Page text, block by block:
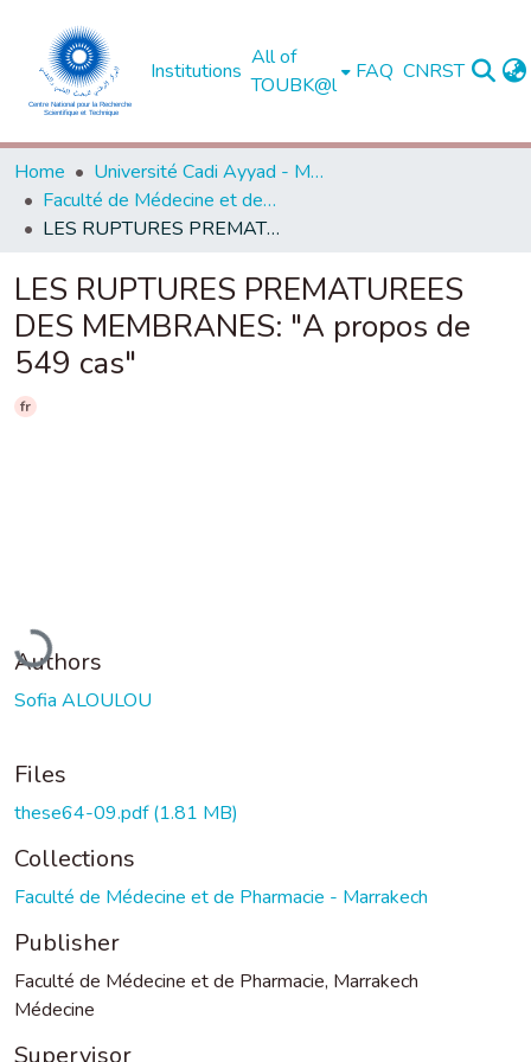
Institutions
All of
TOUBK@l
FAQ CNRST
Home
Université Cadi Ayyad - Marrakech
Faculté de Médecine et de Pharmacie - Marrakech
LES RUPTURES PREMATUREES DES MEMBRANES: "A propos de 549 cas"
LES RUPTURES PREMATUREES
DES MEMBRANES: "A propos de
549 cas"
fr
Loading...
Authors
Sofia ALOULOU
Files
these64-09.pdf(1.81 MB)
Collections
Faculté de Médecine et de Pharmacie - Marrakech
Publisher
Faculté de Médecine et de Pharmacie, Marrakech
Médecine
Supervisor